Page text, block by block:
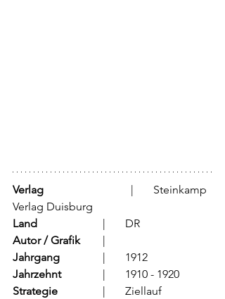
Verlag
Verlag Duisburg
Land
			  |	DR
Autor / Grafik
Jahrgang
		  |	1912
Jahrzehnt
		  |	1910 - 1920
Strategie